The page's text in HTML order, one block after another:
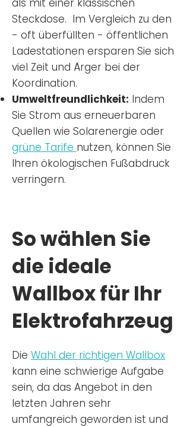
als mit einer klassischen
Steckdose. Im Vergleich zu den
- oft überfüllten - öffentlichen
Ladestationen ersparen Sie sich
viel Zeit und Ärger bei der
Koordination.
Umweltfreundlichkeit: Indem
Sie Strom aus erneuerbaren
Quellen wie Solarenergie oder
grüne Tarife nutzen, können Sie
Ihren ökologischen Fußabdruck
verringern.
So wählen Sie
die ideale
Wallbox für Ihr
Elektrofahrzeug
Die Wahl der richtigen Wallbox
kann eine schwierige Aufgabe
sein, da das Angebot in den
letzten Jahren sehr
umfangreich geworden ist und